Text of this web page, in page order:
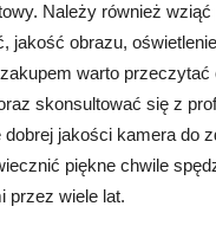
Należy również wziąć
jakość obrazu,
warto przeczytać
skonsultować się z
dobrej jakości kamera do
piękne chwile
przez wiele lat.